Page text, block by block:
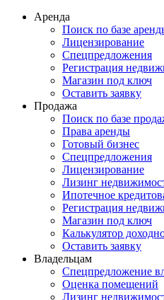
Аренда
Поиск по базе
Лицензирование
Спецпредложения
Регистрация
Магазин под ключ
Оставить заявку
Продажа
Поиск по базе
Права аренды
Готовый бизнес
Спецпредложения
Лицензирование
Лизинг
Ипотечное
Регистрация
Магазин под ключ
Калькулятор
Оставить заявку
Владельцам
Спецпредложение
Оценка помещений
Лизинг